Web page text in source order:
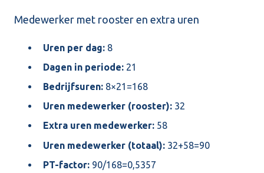
Medewerker met rooster en extra uren
Uren per dag: 8
Dagen in periode: 21
Bedrijfsuren: 8×21=168
Uren medewerker (rooster): 32
Extra uren medewerker: 58
Uren medewerker (totaal): 32+58=90
PT-factor: 90/168=0,5357